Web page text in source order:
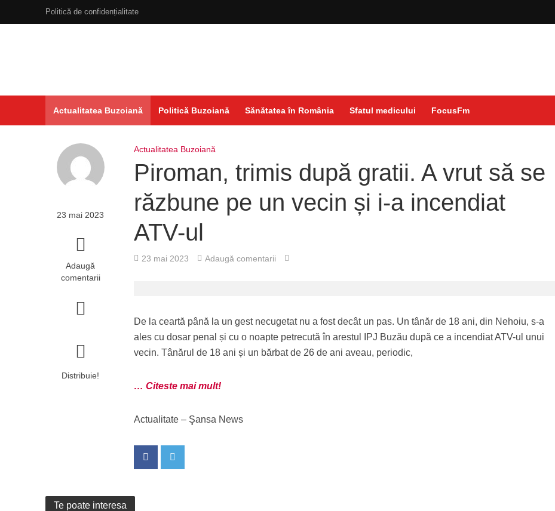
Politică de confidențialitate
Actualitatea Buzoiană Politică Buzoiană Sănătatea în România Sfatul medicului FocusFm
23 mai 2023
Adaugă
comentarii
Distribuie!
Actualitatea Buzoiană
Piroman, trimis după gratii. A vrut să se
răzbune pe un vecin și i-a incendiat
ATV-ul
23 mai 2023 Adaugă comentarii
De la ceartă până la un gest necugetat nu a fost decât un pas. Un tânăr de 18 ani, din Nehoiu, s-a
ales cu dosar penal și cu o noapte petrecută în arestul IPJ Buzău după ce a incendiat ATV-ul unui
vecin. Tânărul de 18 ani și un bărbat de 26 de ani aveau, periodic,
… Citeste mai mult!
Actualitate – Şansa News
Te poate interesa